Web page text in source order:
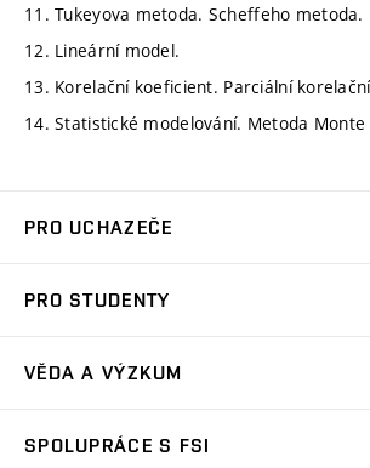
11. Tukeyova metoda. Scheffeho metoda.
12. Lineární model.
13. Korelační koeficient. Parciální
14. Statistické modelování. Metoda Monte
PRO UCHAZEČE
Ambasadoři studia
Zápisy
PRO STUDENTY
Studijní předpisy
VĚDA A VÝZKUM
SPOLUPRÁCE S FSI